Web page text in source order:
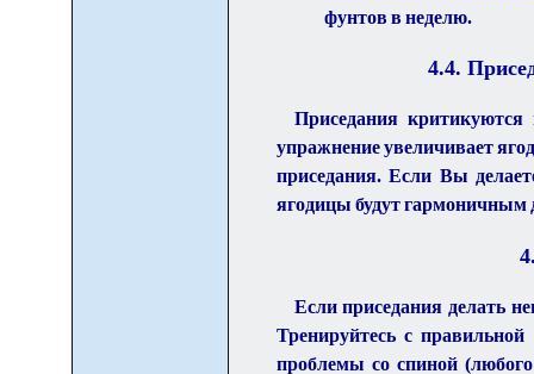
фунтов в неделю.
4.4.
Приседания
упражнение увеличивает
приседания. Если Вы
ягодицы будут гармоничным
Если приседания делать
Тренируйтесь с
проблемы со спиной